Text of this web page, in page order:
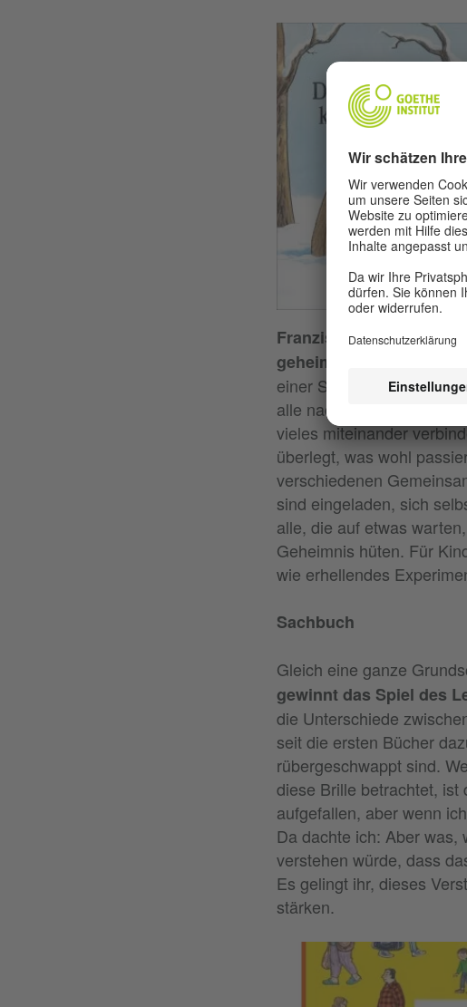
Franziska Ludwig
geheimen
einer Seite bzw.
alle nach Alter und nach
vieles miteinander
überlegt, was wohl
verschiedenen
sind eingeladen, sich
alle, die auf etwas
Geheimnis hüten. Für
wie erhellendes
Sachbuch
Gleich eine ganze
gewinnt das Spiel des
die Unterschiede
seit die ersten Bücher
rübergeschwappt sind.
diese Brille betrachtet, ist
aufgefallen, aber wenn
Da dachte ich: Aber was,
verstehen würde, dass
Es gelingt ihr, dieses
stärken.